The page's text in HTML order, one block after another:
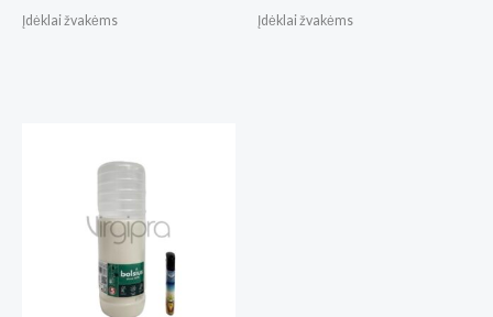
Įdėklai žvakėms Įdėklai žvakėms